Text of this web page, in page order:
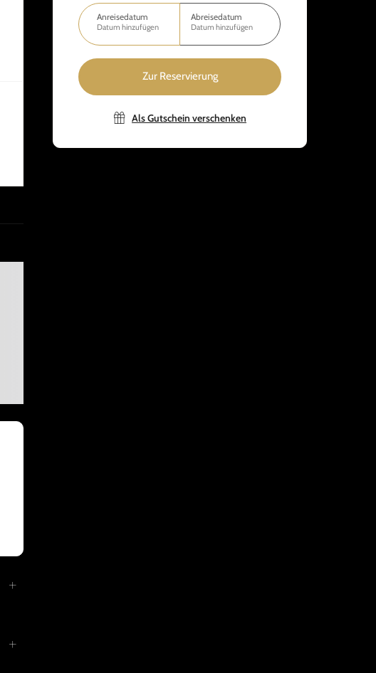
Anreisedatum
Datum hinzufügen
Abreisedatum
Datum hinzufügen
Zur Reservierung
Als Gutschein verschenken